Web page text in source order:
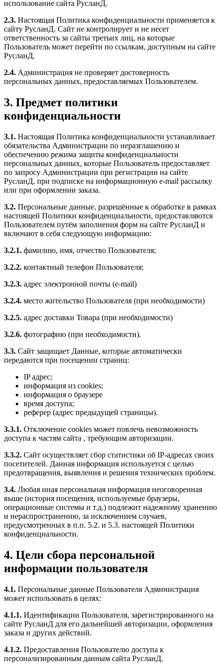
использование сайта РусланД.
2.3. Настоящая Политика конфиденциальности применяется к
сайту РусланД. Сайт не контролирует и не несет
ответственность за сайты третьих лиц, на которые
Пользователь может перейти по ссылкам, доступным на сайте
РусланД.
2.4. Администрация не проверяет достоверность
персональных данных, предоставляемых Пользователем.
3. Предмет политики
конфиденциальности
3.1. Настоящая Политика конфиденциальности устанавливает
обязательства Администрации по неразглашению и
обеспечению режима защиты конфиденциальности
персональных данных, которые Пользователь предоставляет
по запросу Администрации при регистрации на сайте
РусланД, при подписке на информационную e-mail рассылку
или при оформлении заказа.
3.2. Персональные данные, разрешённые к обработке в рамках
настоящей Политики конфиденциальности, предоставляются
Пользователем путём заполнения форм на сайте РусланД и
включают в себя следующую информацию:
3.2.1. фамилию, имя, отчество Пользователя;
3.2.2. контактный телефон Пользователя;
3.2.3. адрес электронной почты (e-mail)
3.2.4. место жительство Пользователя (при необходимости)
3.2.5. адрес доставки Товара (при необходимости)
3.2.6. фотографию (при необходимости).
3.3. Сайт защищает Данные, которые автоматически
передаются при посещении страниц:
IP адрес;
информация из cookies;
информация о браузере
время доступа;
реферер (адрес предыдущей страницы).
3.3.1. Отключение cookies может повлечь невозможность
доступа к частям сайта , требующим авторизации.
3.3.2. Сайт осуществляет сбор статистики об IP-адресах своих
посетителей. Данная информация используется с целью
предотвращения, выявления и решения технических проблем.
3.4. Любая иная персональная информация неоговоренная
выше (история посещения, используемые браузеры,
операционные системы и т.д.) подлежит надежному хранению
и нераспространению, за исключением случаев,
предусмотренных в п.п. 5.2. и 5.3. настоящей Политики
конфиденциальности.
4. Цели сбора персональной
информации пользователя
4.1. Персональные данные Пользователя Администрация
может использовать в целях:
4.1.1. Идентификации Пользователя, зарегистрированного на
сайте РусланД для его дальнейшей авторизации, оформления
заказа и других действий.
4.1.2. Предоставления Пользователю доступа к
персонализированным данным сайта РусланД.